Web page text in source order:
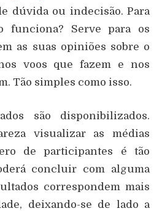
dúvida ou indecisão. Para
funciona? Serve para os
as suas opiniões sobre o
voos que fazem e nos
Tão simples como isso.
são disponibilizados.
visualizar as médias
de participantes é tão
concluir com alguma
correspondem mais
deixando-se de lado a